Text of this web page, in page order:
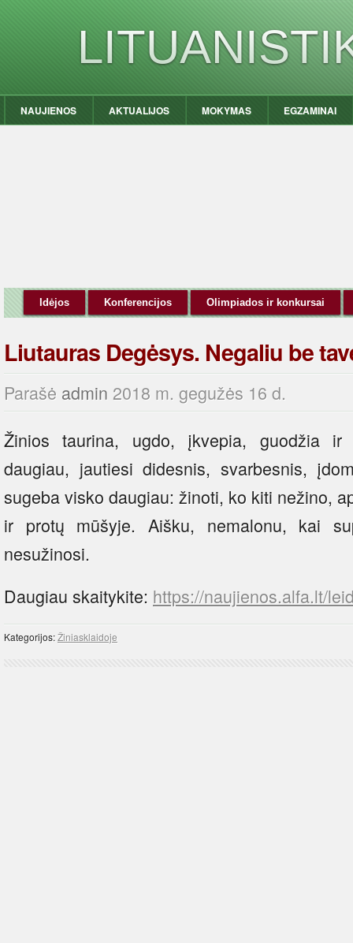
NAUJIENOS AKTUALIJOS MOKYMAS EGZAMINAI
Idėjos Konferencijos Olimpiados ir konkursai
Liutauras Degėsys. Negaliu be
Parašė admin 2018 m. gegužės 16 d.
Žinios taurina, ugdo, įkvepia, guodžia ir
daugiau, jautiesi didesnis, svarbesnis,
sugeba visko daugiau: žinoti, ko kiti nežino,
ir protų mūšyje. Aišku, nemalonu, kai
nesužinosi.
Daugiau skaitykite: https://naujienos.alfa.lt/
Kategorijos:Žiniasklaidoje